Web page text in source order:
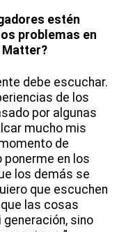
estén
problemas en
Matter?
debe escuchar.
de los
por algunas
mucho mis
de
ponerme en los
los demás se
que escuchen
las cosas
sino